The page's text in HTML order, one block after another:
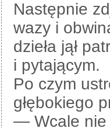
Następnie
wazy i
dzieła jął
i pytającym.
Po czym
głębokiego
— Wcale nie